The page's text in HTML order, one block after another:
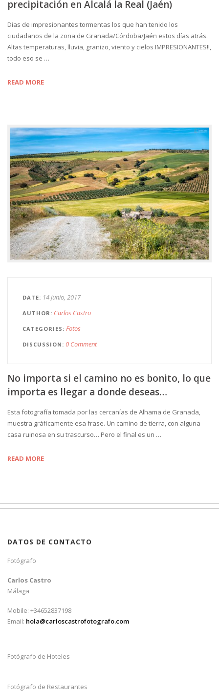
precipitación en Alcalá la Real (Jaén)
Dias de impresionantes tormentas los que han tenido los
ciudadanos de la zona de Granada/Córdoba/Jaén estos días atrás.
Altas temperaturas, lluvia, granizo, viento y cielos IMPRESIONANTES!!,
todo eso se …
READ MORE
DATE 14 junio, 2017
AUTHOR Carlos Castro
CATEGORIES Fotos
DISCUSSION 0 Comment
No importa si el camino no es bonito, lo que
importa es llegar a donde deseas…
Esta fotografía tomada por las cercanías de Alhama de Granada,
muestra gráficamente esa frase. Un camino de tierra, con alguna
casa ruinosa en su trascurso… Pero el final es un …
READ MORE
DATOS DE CONTACTO
Fotógrafo
Carlos Castro
Málaga
Mobile: +34652837198
Email: hola@carloscastrofotografo.com
Fotógrafo de Hoteles
Fotógrafo de Restaurantes